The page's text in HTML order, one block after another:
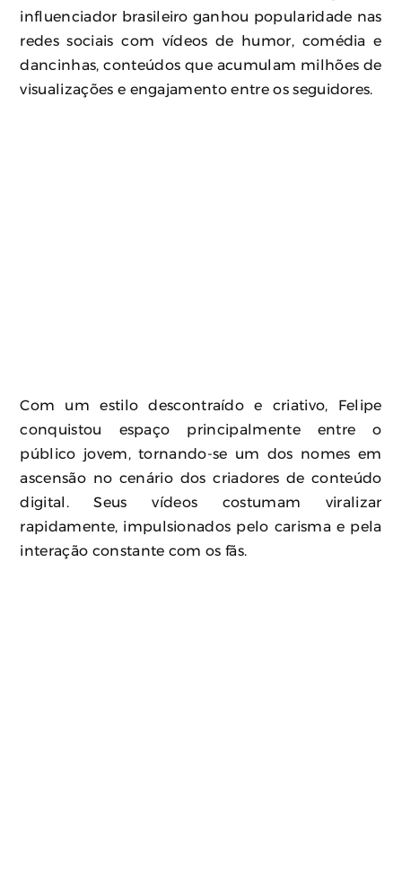
influenciador brasileiro ganhou popularidade nas
redes sociais com vídeos de humor, comédia e
dancinhas, conteúdos que acumulam milhões de
visualizações e engajamento entre os seguidores.
Com um estilo descontraído e criativo, Felipe
conquistou espaço principalmente entre o
público jovem, tornando-se um dos nomes em
ascensão no cenário dos criadores de conteúdo
digital. Seus vídeos costumam viralizar
rapidamente, impulsionados pelo carisma e pela
interação constante com os fãs.